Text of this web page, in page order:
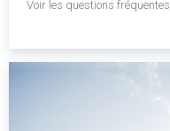
Voir les questions fréquentes.